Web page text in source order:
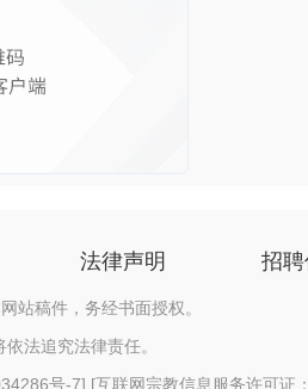
法律声明 招
站稿件，务经书面授权。
法追究法律责任。
号-7] [互联网宗教信息服务许可证